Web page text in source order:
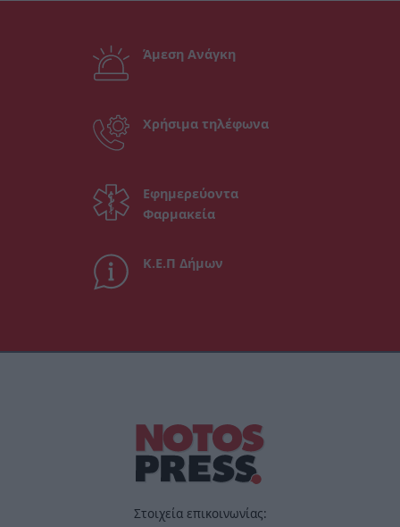
Άμεση Ανάγκη
Χρήσιμα τηλέφωνα
Εφημερεύοντα
Φαρμακεία
Κ.Ε.Π Δήμων
Στοιχεία επικοινωνίας: